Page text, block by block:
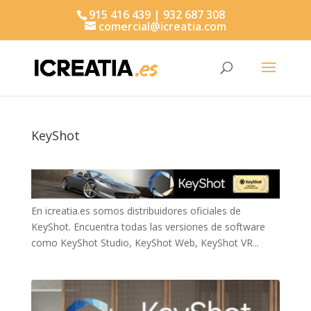
915 416 439 | 932 687 308
comercial@icreatia.com
KeyShot
En icreatia.es somos distribuidores oficiales de
KeyShot. Encuentra todas las versiones de software
como KeyShot Studio, KeyShot Web, KeyShot VR...